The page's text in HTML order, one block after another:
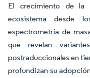
El crecimiento de la
ecosistema desde
espectrometría de
que revelan
postraduccionales en
profundizan su